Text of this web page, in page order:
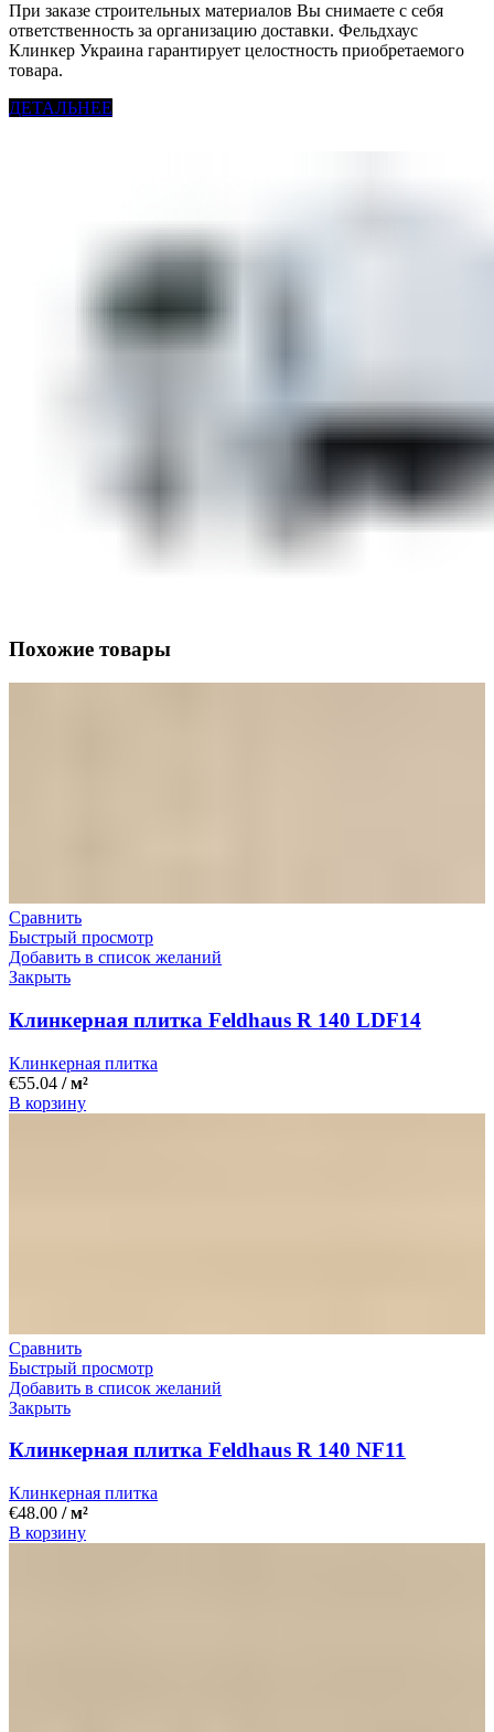
При заказе строительных материалов Вы снимаете с себя
ответственность за организацию доставки. Фельдхаус
Клинкер Украина гарантирует целостность приобретаемого
товара.
ДЕТАЛЬНЕЕ
Похожие товары
Сравнить
Быстрый просмотр
Добавить в список желаний
Закрыть
Клинкерная плитка Feldhaus R 140 LDF14
Клинкерная плитка
€55.04 / м²
В корзину
Сравнить
Быстрый просмотр
Добавить в список желаний
Закрыть
Клинкерная плитка Feldhaus R 140 NF11
Клинкерная плитка
€48.00 / м²
В корзину